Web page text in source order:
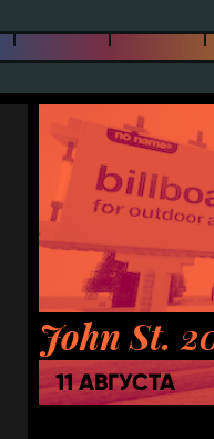
John St.
11 АВГУСТА